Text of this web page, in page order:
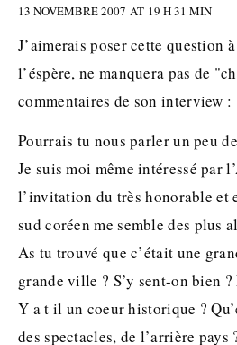
13 NOVEMBRE 2007 AT 19 H 31 MIN
J’aimerais poser cette question
l’éspère, ne manquera pas de
commentaires de son interview :
Pourrais tu nous parler un peu
Je suis moi même intéressé par
l’invitation du très honorable et
sud coréen me semble des plus
As tu trouvé que c’était une
grande ville ? S’y sent-on bien
Y a t il un coeur historique ?
des spectacles, de l’arrière pays